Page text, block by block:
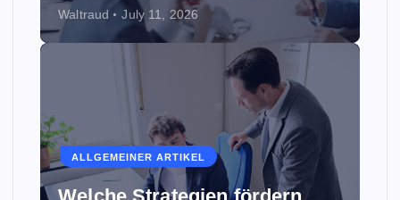
Waltraud July 11, 2026
ALLGEMEINER ARTIKEL